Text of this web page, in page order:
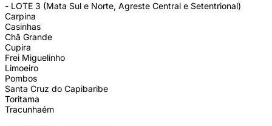
- LOTE 3 (Mata Sul e Norte, Agreste Central e Setentrional)
Carpina
Casinhas
Chã Grande
Cupira
Frei Miguelinho
Limoeiro
Pombos
Santa Cruz do Capibaribe
Toritama
Tracunhaém